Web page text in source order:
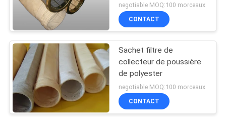
negotiable MOQ:100 morceaux
CONTACT
Sachet filtre de
collecteur de poussière
de polyester
negotiable MOQ:100 morceaux
CONTACT